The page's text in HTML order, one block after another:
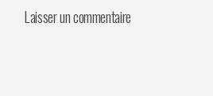
Laisser un commentaire